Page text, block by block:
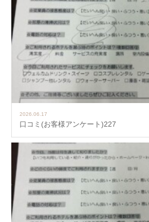
2026.06.17
口コミ(お客様アンケート)227